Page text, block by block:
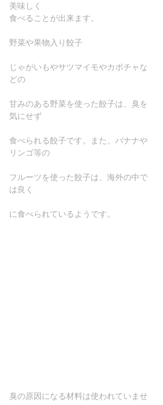
美味しく
食べることが出来ます。
野菜や果物入り餃子
じゃがいもやサツマイモやカボチャな
どの
甘みのある野菜を使った餃子は、臭を
気にせず
食べられる餃子です。また、バナナや
リンゴ等の
フルーツを使った餃子は、海外の中で
は良く
に食べられているようです。
臭の原因になる材料は使われていませ